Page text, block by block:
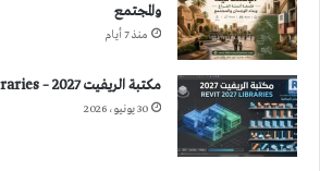
والمجتمع
منذ 7 أيام
مكتبة الريفيت 2027 – Revit 2027 Libraries
30 يونيو، 2026